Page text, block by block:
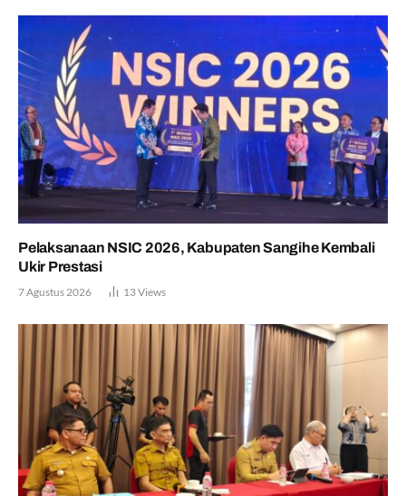
Pelaksanaan NSIC 2026, Kabupaten Sangihe Kembali
Ukir Prestasi
7 Agustus 2026 13Views